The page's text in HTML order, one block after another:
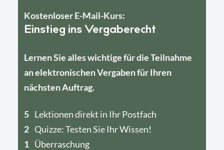
Kostenloser E-Mail-Kurs:
Einstieg ins Vergaberecht
Lernen Sie alles wichtige für die Teilnahme
an elektronischen Vergaben für Ihren
nächsten Auftrag.
5 Lektionen direkt in Ihr Postfach
2 Quizze: Testen Sie Ihr Wissen!
1 Überraschung
4
1